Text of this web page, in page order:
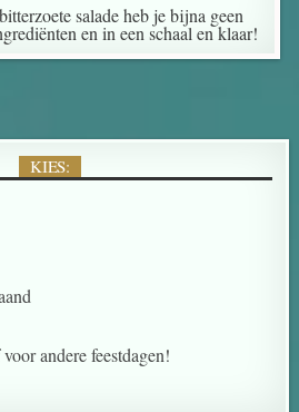
salade heb je bijna geen
en in een schaal en klaar!
KIES:
andere feestdagen!